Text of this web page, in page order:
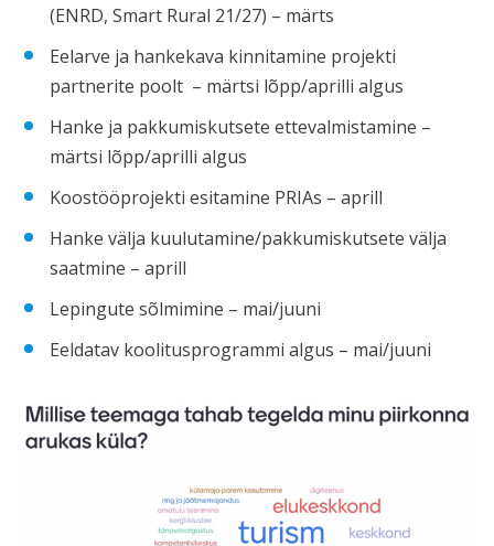
(ENRD, Smart Rural 21/27) – märts
Eelarve ja hankekava kinnitamine projekti
partnerite poolt – märtsi lõpp/aprilli algus
Hanke ja pakkumiskutsete ettevalmistamine –
märtsi lõpp/aprilli algus
Koostööprojekti esitamine PRIAs – aprill
Hanke välja kuulutamine/pakkumiskutsete välja
saatmine – aprill
Lepingute sõlmimine – mai/juuni
Eeldatav koolitusprogrammi algus – mai/juuni